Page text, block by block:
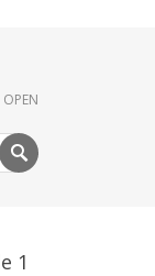
1